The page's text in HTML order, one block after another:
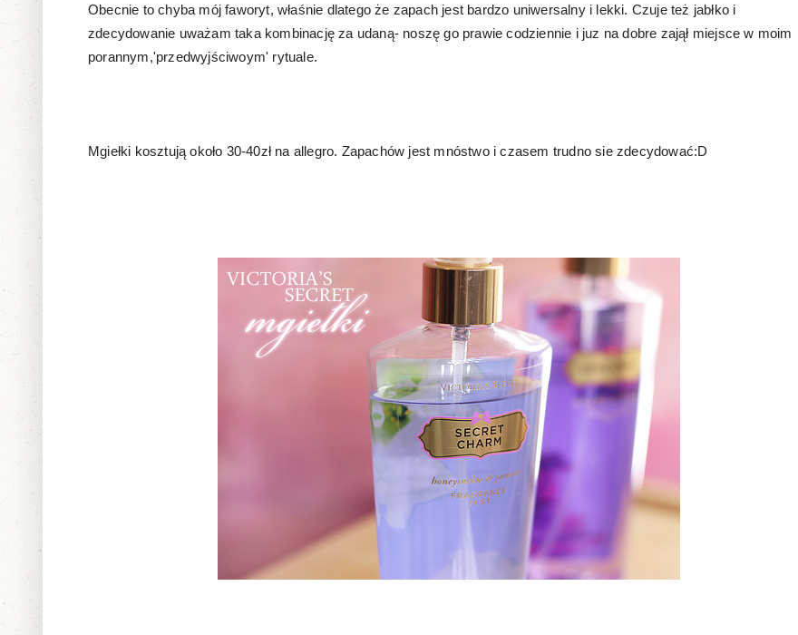
Obecnie to chyba mój faworyt, właśnie dlatego że zapach jest bardzo uniwersalny i lekki. Czuje też jabłko i
zdecydowanie uważam taka kombinację za udaną- noszę go prawie codziennie i juz na dobre zajął miejsce w moim
porannym,'przedwyjściwoym' rytuale.
Mgiełki kosztują około 30-40zł na allegro. Zapachów jest mnóstwo i czasem trudno sie zdecydować:D